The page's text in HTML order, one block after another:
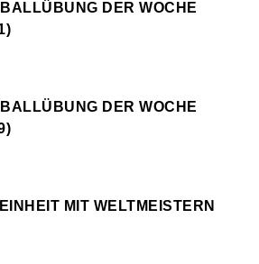
DER WOCHE (
DER WOCHE (
MIT WELTMEISTERN